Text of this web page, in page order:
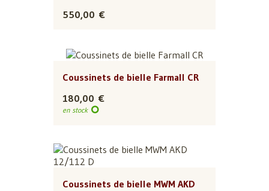
550,00 €
Coussinets de bielle Farmall CR
180,00 €
en stock
Coussinets de bielle MWM AKD